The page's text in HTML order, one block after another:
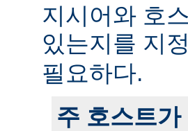
지시어와 호
있는지를 지
필요하다.
주 호스트